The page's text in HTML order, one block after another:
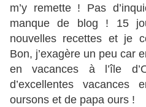
m’y remette ! Pas
manque de blog ! 15
nouvelles recettes et je
Bon, j’exagère un peu car
en vacances à l’île
d’excellentes vacances
oursons et de papa ours !